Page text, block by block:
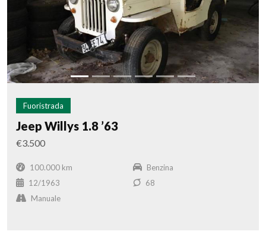
Fuoristrada
Jeep Willys 1.8 ’63
€3.500
100.000 km
Benzina
12/1963
68
Manuale